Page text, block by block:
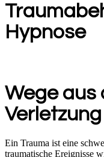
Hypnose
Wege aus
Verletzung
Ein Trauma ist eine
traumatische Ereignisse